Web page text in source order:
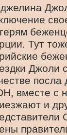
Тут
Джоли
вместе с
и